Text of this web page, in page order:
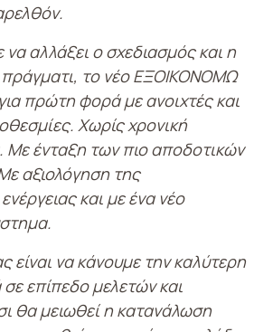
να αλλάξει ο σχεδιασμός και η
πράγματι, το νέο ΕΞΟΙΚΟΝΟΜΩ
πρώτη φορά με ανοιχτές και
Χωρίς χρονική
Με ένταξη των πιο αποδοτικών
αξιολόγηση της
και με ένα νέο
είναι να κάνουμε την καλύτερη
επίπεδο μελετών και
θα μειωθεί η κατανάλωση